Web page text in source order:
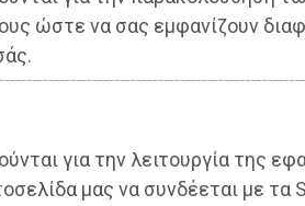
ώστε να σας εμφανίζουν
για την λειτουργία της
μας να συνδέεται με τα